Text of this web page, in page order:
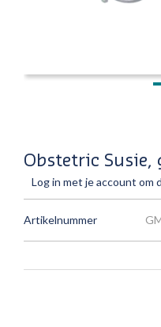
Obstetric Susie,
Log in met je account om
Artikelnummer